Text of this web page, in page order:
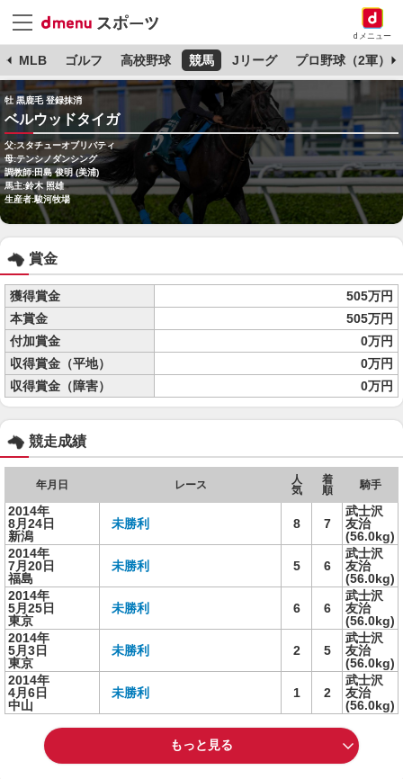
dメニュー
MLB ゴルフ 高校野球 競馬 Jリーグ プロ野球（2軍）
牡 黒鹿毛 登録抹消
ベルウッドタイガ
父:スタチューオブリバティ
母:テンシノダンシング
調教師:田島 俊明 (美浦)
馬主:鈴木 照雄
生産者:駿河牧場
賞金
獲得賞金
505万円
本賞金
505万円
付加賞金
0万円
収得賞金（平地）
0万円
収得賞金（障害）
0万円
競走成績
年月日 レース
人
気
着
順
騎手
2014年
8月24日
新潟
未勝利 8 7
武士沢
友治
(56.0kg)
2014年
7月20日
福島
未勝利 5 6
武士沢
友治
(56.0kg)
2014年
5月25日
東京
未勝利 6 6
武士沢
友治
(56.0kg)
2014年
5月3日
東京
未勝利 2 5
武士沢
友治
(56.0kg)
2014年
4月6日
中山
未勝利 1 2
武士沢
友治
(56.0kg)
もっと見る